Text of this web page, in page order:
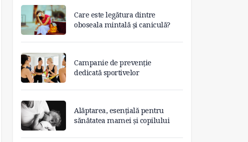
Care este legătura dintre
oboseala mintală și caniculă?
Campanie de prevenție
dedicată sportivelor
Alăptarea, esențială pentru
sănătatea mamei și copilului